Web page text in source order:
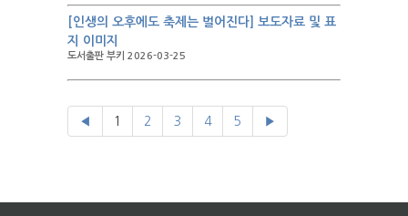
[인생의 오후에도 축제는 벌어진다] 보도자료 및 표
지 이미지
도서출판 부키 2026-03-25
◀ 1 2 3 4 5 ▶